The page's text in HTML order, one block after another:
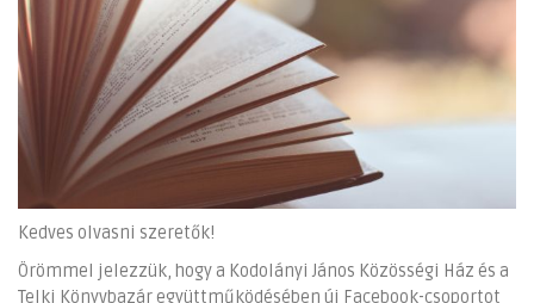
Kedves olvasni szeretők!
Örömmel jelezzük, hogy a Kodolányi János Közösségi Ház és a
Telki Könyvbazár együttműködésében új Facebook-csoportot